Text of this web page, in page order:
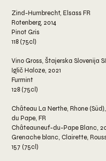
Zind-Humbrecht, Elsass FR
Rotenberg, 2014
Pinot Gris
118 (75cl)
Vino Gross, Štajerska Slovenija SI
Iglič Haloze, 2021
Furmint
128 (75cl)
Château La Nerthe, Rhone
du Pape, FR
Châteauneuf-du-Pape Blanc,
Grenache blanc, Clairette,
157 (75cl)